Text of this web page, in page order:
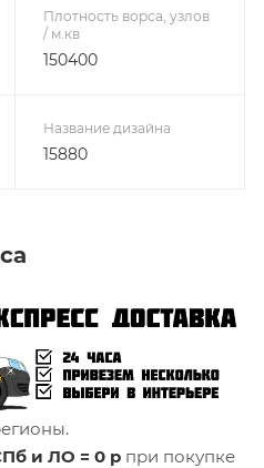
Плотность ворса, узлов
/ м.кв
150400
Название дизайна
15880
и ЛО = 0 р при покупке